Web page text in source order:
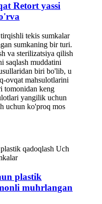
Retort yassi
tekis sumkalar
sumkaning bir turi.
va sterilizatsiya qilish
saqlash muddatini
biri bo'lib, u
ovqat mahsulotlarini
tomonidan keng
yangilik uchun
uchun ko'proq mos
plastik
muhrlangan